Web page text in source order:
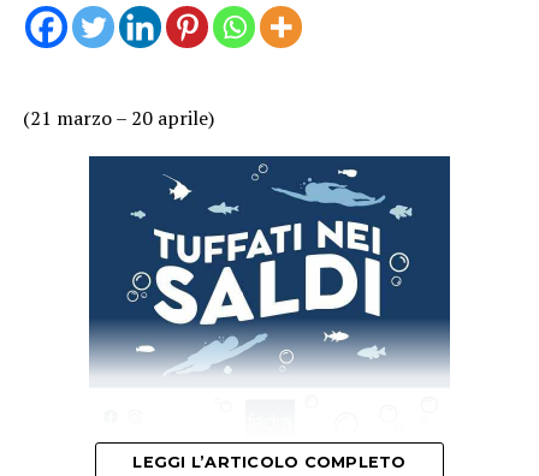
(21 marzo – 20 aprile)
LEGGI L’ARTICOLO COMPLETO